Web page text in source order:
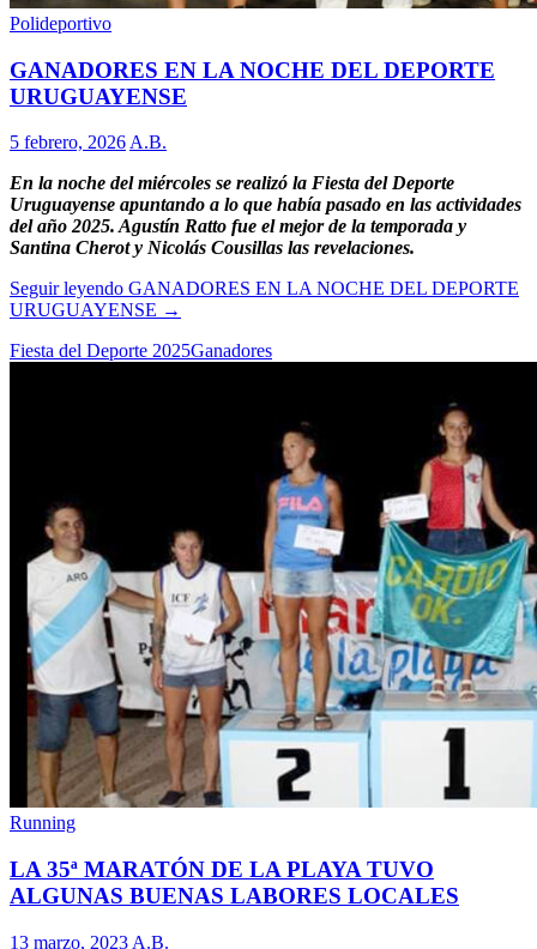
Polideportivo
GANADORES EN LA NOCHE DEL DEPORTE
URUGUAYENSE
5 febrero, 2026 A.B.
En la noche del miércoles se realizó la Fiesta del Deporte
Uruguayense apuntando a lo que había pasado en las actividades
del año 2025. Agustín Ratto fue el mejor de la temporada y
Santina Cherot y Nicolás Cousillas las revelaciones.
Seguir leyendo GANADORES EN LA NOCHE DEL DEPORTE
URUGUAYENSE →
Fiesta del Deporte 2025Ganadores
Running
LA 35ª MARATÓN DE LA PLAYA TUVO
ALGUNAS BUENAS LABORES LOCALES
13 marzo, 2023 A.B.